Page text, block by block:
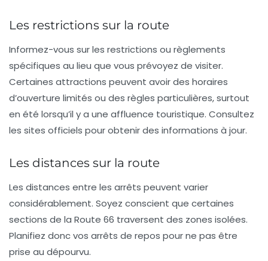
Les restrictions sur la route
Informez-vous sur les restrictions ou règlements
spécifiques au lieu que vous prévoyez de visiter.
Certaines attractions peuvent avoir des horaires
d’ouverture limités ou des règles particulières, surtout
en été lorsqu’il y a une affluence touristique. Consultez
les sites officiels pour obtenir des informations à jour.
Les distances sur la route
Les distances entre les arrêts peuvent varier
considérablement. Soyez conscient que certaines
sections de la Route 66 traversent des zones isolées.
Planifiez donc vos arrêts de repos pour ne pas être
prise au dépourvu.